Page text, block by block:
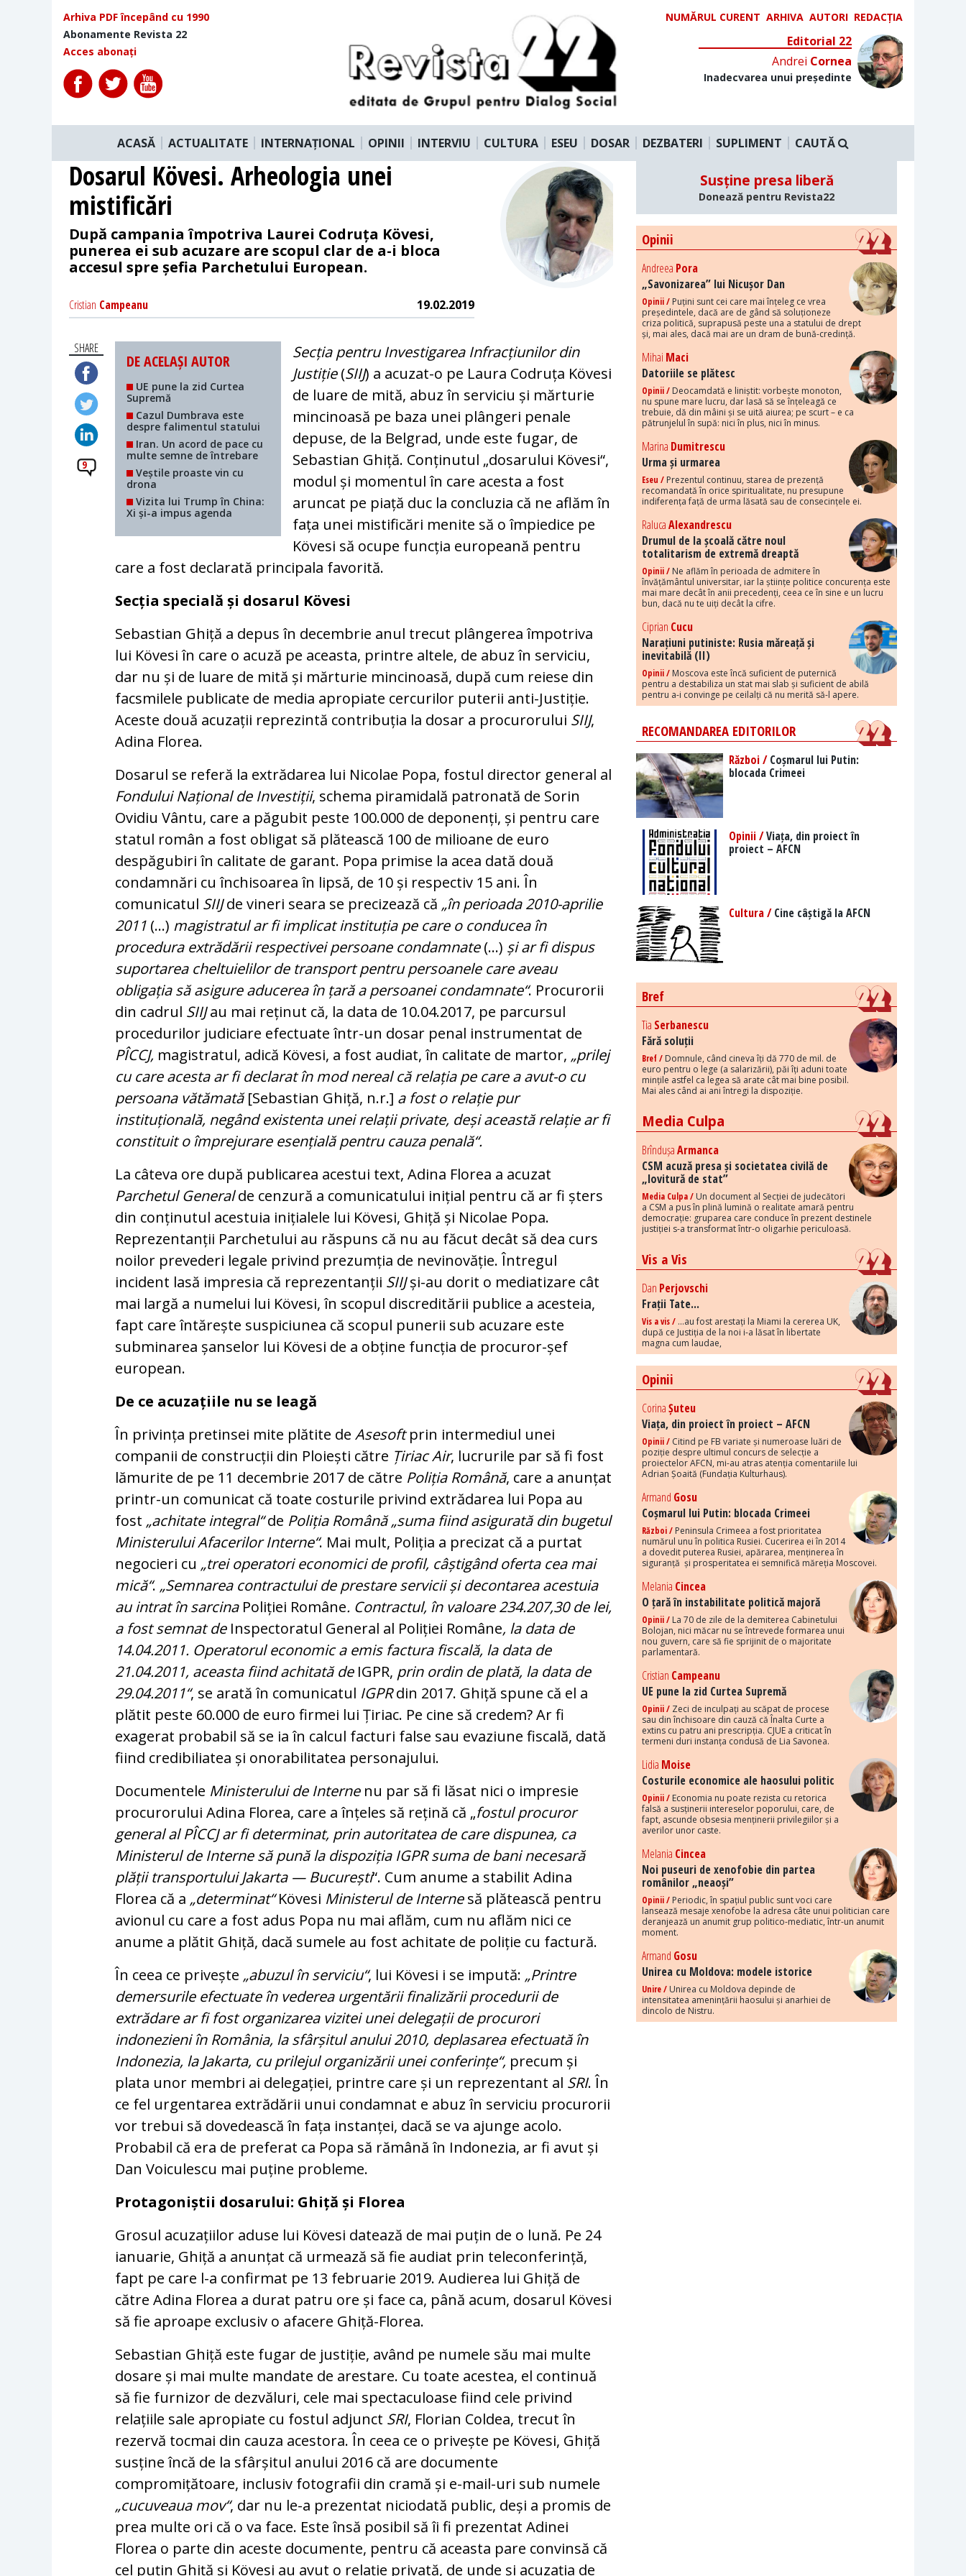
Arhiva PDF începând cu 1990
Abonamente Revista 22
Acces abonați
NUMĂRUL CURENT ARHIVA AUTORI REDACȚIA
Editorial 22
Andrei Cornea
Inadecvarea unui președinte
ACASĂ ACTUALITATE INTERNAȚIONAL OPINII INTERVIU CULTURA ESEU DOSAR DEZBATERI SUPLIMENT CAUTĂ
Dosarul Kövesi. Arheologia unei
mistificări
După campania împotriva Laurei Codruța Kövesi,
punerea ei sub acuzare are scopul clar de a-i bloca
accesul spre șefia Parchetului European.
Cristian Campeanu 19.02.2019
SHARE
9
DE ACELAȘI AUTOR
UE pune la zid Curtea
Supremă
Cazul Dumbrava este
despre falimentul statului
Iran. Un acord de pace cu
multe semne de întrebare
Veștile proaste vin cu
drona
Vizita lui Trump în China:
Xi și-a impus agenda
Secția pentru Investigarea Infracțiunilor din
Justiție(SIIJ) a acuzat-o pe Laura Codruța Kövesi
de luare de mită, abuz în serviciu și mărturie
mincinoasă pe baza unei plângeri penale
depuse, de la Belgrad, unde este fugar, de
Sebastian Ghiță. Conținutul „dosarului Kövesi“,
modul și momentul în care acesta a fost
aruncat pe piață duc la concluzia că ne aflăm în
fața unei mistificări menite să o împiedice pe
Kövesi să ocupe funcția europeană pentru
care a fost declarată principala favorită.
Secția specială și dosarul Kövesi
Sebastian Ghiță a depus în decembrie anul trecut plângerea împotriva
lui Kövesi în care o acuză pe aceasta, printre altele, de abuz în serviciu,
dar nu și de luare de mită și mărturie mincinoasă, după cum reiese din
fac­smilele publicate de media apropiate cercurilor puterii anti-Justiție.
Aceste două acuzații reprezintă contribuția la dosar a procurorului SIIJ,
Adina Florea.
Dosarul se referă la extrădarea lui Nicolae Popa, fostul director general al
Fondului Național de Investiții, schema piramidală patronată de Sorin
Ovidiu Vântu, care a păgubit peste 100.000 de deponenți, și pentru care
statul român a fost obligat să plătească 100 de milioane de euro
despăgubiri în calitate de garant. Popa primise la acea dată două
condamnări cu închisoarea în lipsă, de 10 și respectiv 15 ani. În
comunicatul SIIJde vineri seara se precizează că „în perioada 2010-aprilie
2011 (...) magistratul ar fi implicat instituția pe care o conducea în
procedura extrădării respectivei persoane condamnate(...) și ar fi dispus
suportarea cheltuielilor de transport pentru persoanele care aveau
obligația să asigure aducerea în țară a persoanei condamnate“. Procurorii
din cadrul SIIJau mai reținut că, la data de 10.04.2017, pe parcursul
procedurilor judiciare efectuate într-un dosar penal instrumentat de
PÎCCJ, magistratul, adică Kövesi, a fost audiat, în calitate de martor, „prilej
cu care acesta ar fi declarat în mod nereal că relația pe care a avut-o cu
persoana vătămată[Sebastian Ghiță, n.r.] a fost o relație pur
instituțională, negând existenta unei relații private, deși această relație ar fi
constituit o împrejurare esențială pentru cauza penală“.
La câteva ore după publicarea acestui text, Adina Florea a acuzat
Parchetul Generalde cenzură a comunicatului inițial pentru că ar fi șters
din conținutul acestuia inițialele lui Kövesi, Ghiță și Nicolae Popa.
Reprezentanții Parchetului au răspuns că nu au făcut decât să dea curs
noilor prevederi legale privind prezumția de nevinovăție. Întregul
incident lasă impresia că reprezentanții SIIJși-au dorit o mediatizare cât
mai largă a numelui lui Kövesi, în scopul discreditării publice a acesteia,
fapt care întărește suspiciunea că scopul punerii sub acuzare este
subminarea șanselor lui Kövesi de a obține funcția de procuror-șef
european.
De ce acuzațiile nu se leagă
În privința pretinsei mite plătite deAsesoftprin intermediul unei
companii de construcții din Ploiești către Țiriac Air, lucrurile par să fi fost
lămurite de pe 11 decembrie 2017 de către Poliția Română, care a anunțat
printr-un comunicat că toate costurile privind extrădarea lui Popa au
fost „achitate integral“de Poliția Română „suma fiind asigurată din bugetul
Ministerului Afacerilor Interne“. Mai mult, Poliția a precizat că a purtat
negocieri cu „trei operatori economici de profil, câștigând oferta cea mai
mică“. „Semnarea contractului de prestare servicii și decontarea acestuia
au intrat în sarcina Poliției Române. Contractul, în valoare 234.207,30 de lei,
a fost semnat de Inspectoratul General al Poliției Române, la data de
14.04.2011. Operatorul economic a emis factura fiscală, la data de
21.04.2011, aceasta fiind achitată de IGPR, prin ordin de plată, la data de
29.04.2011“, se arată în comunicatul IGPRdin 2017. Ghiță spune că el a
plătit peste 60.000 de euro firmei lui Țiriac. Pe cine să credem? Ar fi
exagerat probabil să se ia în calcul facturi false sau evaziune fiscală, dată
fiind credibiliatea și onorabilitatea personajului.
Documentele Ministerului de Internenu par să fi lăsat nici o impresie
procurorului Adina Florea, care a înțeles să rețină că „fostul procuror
general al PÎCCJ ar fi determinat, prin autoritatea de care dispunea, ca
Ministerul de Interne să pună la dispoziția IGPR suma de bani necesară
plății transportului Jakarta — București“. Cum anume a stabilit Adina
Florea că a „determinat“Kövesi Ministerul de Internesă plătească pentru
avionul cu care a fost adus Popa nu mai aflăm, cum nu aflăm nici ce
anume a plătit Ghiță, dacă sumele au fost achitate de poliție cu factură.
În ceea ce privește „abuzul în serviciu“, lui Kövesi i se impută: „Printre
demersurile efectuate în vederea urgentării finalizării procedurii de
extrădare ar fi fost organizarea vizitei unei delegații de procurori
indonezieni în România, la sfârșitul anului 2010, deplasarea efectuată în
Indonezia, la Jakarta, cu prilejul organizării unei conferințe“, precum și
plata unor membri ai delegației, printre care și un reprezentant al SRI. În
ce fel urgentarea extrădării unui condamnat e abuz în serviciu procurorii
vor trebui să dovedească în fața instanței, dacă se va ajunge acolo.
Probabil că era de preferat ca Popa să rămână în Indonezia, ar fi avut și
Dan Voiculescu mai puține probleme.
Protagoniștii dosarului: Ghiță și Florea
Grosul acuzațiilor aduse lui Kövesi datează de mai puțin de o lună. Pe 24
ianuarie, Ghiță a anunțat că urmează să fie audiat prin teleconferință,
fapt pe care l-a confirmat pe 13 februarie 2019. Audierea lui Ghiță de
către Adina Florea a durat patru ore și face ca, până acum, dosarul Kövesi
să fie aproape exclusiv o afacere Ghiță-Florea.
Sebastian Ghiță este fugar de justiție, având pe numele său mai multe
dosare și mai multe mandate de arestare. Cu toate acestea, el continuă
să fie furnizor de dezvăluri, cele mai spectaculoase fiind cele privind
relațiile sale apropiate cu fostul adjunct SRI, Florian Coldea, trecut în
rezervă tocmai din cauza acestora. În ceea ce o privește pe Kövesi, Ghiță
susține încă de la sfârșitul anului 2016 că are documente
compromițătoare, inclusiv fotografii din cramă și e-mail-uri sub numele
„cucuveaua mov“, dar nu le-a prezentat niciodată public, deși a promis de
prea multe ori că o va face. Este însă posibil să îi fi prezentat Adinei
Florea o parte din aceste documente, pentru că aceasta pare convinsă că
cel puțin Ghiță și Kövesi au avut o relație privată, de unde și acuzația de
Susține presa liberă
Donează pentru Revista22
Opinii
Andreea Pora
„Savonizarea” lui Nicușor Dan
Opinii / Puțini sunt cei care mai înțeleg ce vrea
președintele, dacă are de gând să soluționeze
criza politică, suprapusă peste una a statului de drept
și, mai ales, dacă mai are un dram de bună-credință.
Mihai Maci
Datoriile se plătesc
Opinii / Deocamdată e liniștit: vorbește monoton,
nu spune mare lucru, dar lasă să se înțeleagă ce
trebuie, dă din mâini și se uită aiurea; pe scurt – e ca
pătrunjelul în supă: nici în plus, nici în minus.
Marina Dumitrescu
Urma și urmarea
Eseu / Prezentul continuu, starea de prezență
recomandată în orice spiritualitate, nu presupune
indiferența față de urma lăsată sau de consecințele ei.
RalucaAlexandrescu
Drumul de la școală către noul
totalitarism de extremă dreaptă
Opinii / Ne aflăm în perioada de admitere în
învățământul universitar, iar la științe politice concurența este
mai mare decât în anii precedenți, ceea ce în sine e un lucru
bun, dacă nu te uiți decât la cifre.
Ciprian Cucu
Narațiuni putiniste: Rusia măreață și
inevitabilă (II)
Opinii / Moscova este încă suficient de puternică
pentru a destabiliza un stat mai slab și suficient de abilă
pentru a-i convinge pe ceilalți că nu merită să-l apere.
RECOMANDAREA EDITORILOR
Război /Coșmarul lui Putin:
blocada Crimeei
Opinii /Viața, din proiect în
proiect – AFCN
Cultura /Cine câștigă la AFCN
Bref
Tia Serbanescu
Fără soluții
Bref / Domnule, când cineva îți dă 770 de mil. de
euro pentru o lege (a salarizării), păi îți aduni toate
mințile astfel ca legea să arate cât mai bine posibil.
Mai ales când ai ani întregi la dispoziție.
Media Culpa
BrîndușaArmanca
CSM acuză presa și societatea civilă de
„lovitură de stat”
Media Culpa / Un document al Secției de judecători
a CSM a pus în plină lumină o realitate amară pentru
democrație: gruparea care conduce în prezent destinele
justiției s-a transformat într-o oligarhie periculoasă.
Vis a Vis
Dan Perjovschi
Frații Tate...
Vis a vis / ...au fost arestați la Miami la cererea UK,
după ce Justiția de la noi i-a lăsat în libertate
magna cum laudae,
Opinii
CorinaȘuteu
Viața, din proiect în proiect – AFCN
Opinii / Citind pe FB variate și numeroase luări de
poziție despre ultimul concurs de selecție a
proiectelor AFCN, mi-au atras atenția comentariile lui
Adrian Șoaită (Fundația Kulturhaus).
Armand Gosu
Coșmarul lui Putin: blocada Crimeei
Război / Peninsula Crimeea a fost prioritatea
numărul unu în politica Rusiei. Cucerirea ei în 2014
a dovedit puterea Rusiei, apărarea, menținerea în
siguranță și prosperitatea ei semnifică măreția Moscovei.
Melania Cincea
O țară în instabilitate politică majoră
Opinii / La 70 de zile de la demiterea Cabinetului
Bolojan, nici măcar nu se întrevede formarea unui
nou guvern, care să fie sprijinit de o majoritate
parlamentară.
Cristian Campeanu
UE pune la zid Curtea Supremă
Opinii / Zeci de inculpați au scăpat de procese
sau din închisoare din cauză că Înalta Curte a
extins cu patru ani prescripția. CJUE a criticat în
termeni duri instanța condusă de Lia Savonea.
Lidia Moise
Costurile economice ale haosului politic
Opinii / Economia nu poate rezista cu retorica
falsă a susținerii intereselor poporului, care, de
fapt, ascunde obsesia menținerii privilegiilor și a
averilor unor caste.
Melania Cincea
Noi puseuri de xenofobie din partea
românilor „neaoși”
Opinii / Periodic, în spațiul public sunt voci care
lansează mesaje xenofobe la adresa câte unui politician care
deranjează un anumit grup politico-mediatic, într-un anumit
moment.
Armand Gosu
Unirea cu Moldova: modele istorice
Unire / Unirea cu Moldova depinde de
intensitatea amenințării haosului și anarhiei de
dincolo de Nistru.